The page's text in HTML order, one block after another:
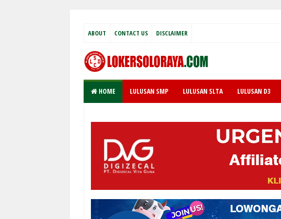
ABOUT CONTACT US DISCLAIMER
HOME LULUSAN SMP LULUSAN SLTA LULUSAN D3